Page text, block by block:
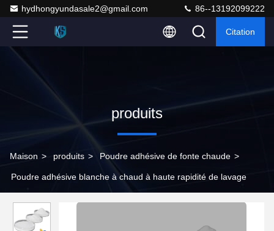
hydhongyundasale2@gmail.com 86--13192099222
Citation
produits
Maison > produits > Poudre adhésive de fonte chaude >
Poudre adhésive blanche à chaud à haute rapidité de lavage